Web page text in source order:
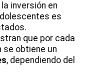
inversión en
es
que por cada
se obtiene un
, dependiendo del